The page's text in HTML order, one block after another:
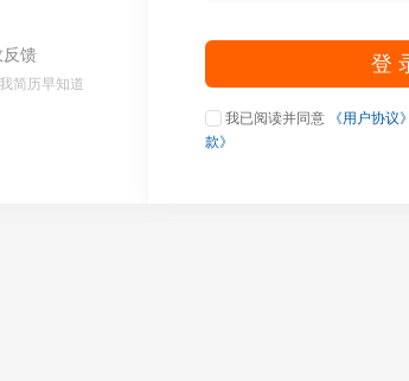
反馈
简历早知道
登
我已阅读并同意 《用户协议》
款》